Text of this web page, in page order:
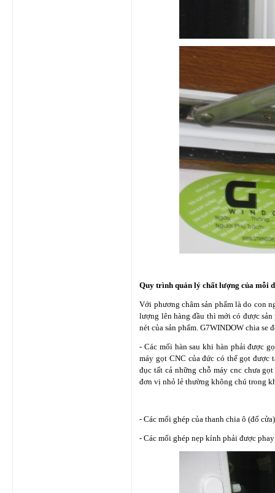
Quy trình quản lý chất lượng của mỗi
Với phương châm sản phẩm là do con
lượng lên hàng đầu thì mới có được
nét của sản phẩm. G7WINDOW chia se
- Các mối hàn sau khi hàn phải được
máy gọt CNC của đức có thể gọt được
đục tất cả những chỗ máy cnc chưa
đơn vị nhỏ lẻ thường không chú trong
- Các mối ghép của thanh chia ô (đố
- Các mối ghép nẹp kính phải được